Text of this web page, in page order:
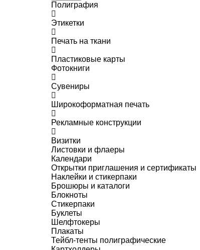
Полиграфия
Этикетки
Печать на ткани
Пластиковые карты
Фотокниги
Сувениры
Широкоформатная печать
Рекламные конструкции
Визитки
Листовки и флаеры
Календари
Открытки приглашения и сертификаты
Наклейки и стикерпаки
Брошюры и каталоги
Блокноты
Стикерпаки
Буклеты
Шелфтокеры
Плакаты
Тейбл-тенты полиграфические